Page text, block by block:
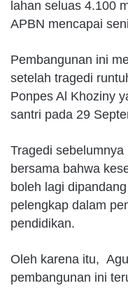
lahan seluas 4.100
APBN mencapai
Pembangunan ini
setelah tragedi
Ponpes Al Khoziny
santri pada 29
Tragedi
bersama bahwa
boleh lagi
pelengkap dalam
pendidikan.
Oleh karena itu,
pembangunan ini